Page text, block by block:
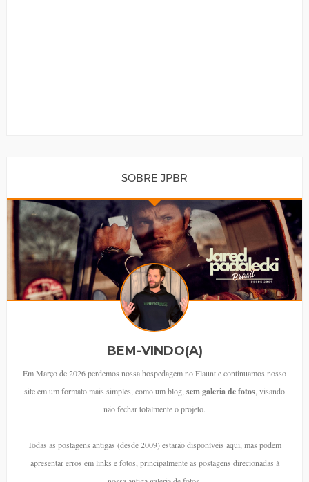
SOBRE JPBR
BEM-VINDO(A)
Em Março de 2026 perdemos nossa hospedagem no Flaunt e continuamos nosso
site em um formato mais simples, como um blog, sem galeria de fotos , visando
não fechar totalmente o projeto.
Todas as postagens antigas (desde 2009) estarão disponíveis aqui, mas podem
apresentar erros em links e fotos, principalmente as postagens direcionadas à